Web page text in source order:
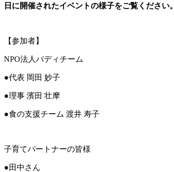
日に開催されたイベントの様子をご覧ください。
【参加者】
NPO法人バディチーム
●代表 岡田 妙子
●理事 濱田 壮摩
●食の支援チーム 渡井 寿子
子育てパートナーの皆様
●田中さん